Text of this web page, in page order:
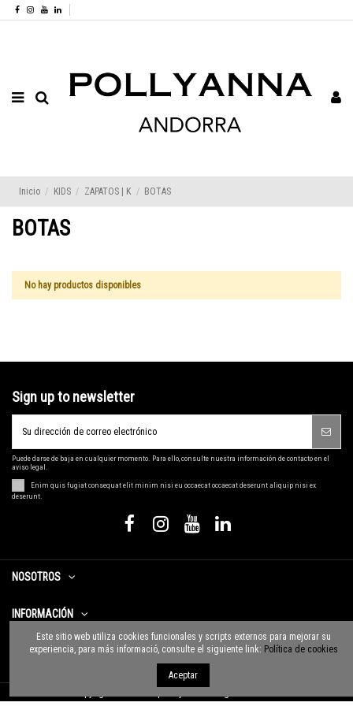
Inicio KIDS ZAPATOS | K BOTAS
BOTAS
No hay productos disponibles
Sign up to newsletter
Puede darse de baja en cualquier momento. Para ello, consulte nuestra información de contacto en el
aviso legal.
Enim quis fugiat consequat elit minim nisi eu occaecat occaecat deserunt aliquip nisi ex
deserunt.
NOSOTROS
INFORMACIÓN
CONTACTO
Este sitio web utiliza cookies funcionales y scripts externos para mejorar su
experiencia, para más informació, consulte el siguiente link: Política de cookies
Aceptar